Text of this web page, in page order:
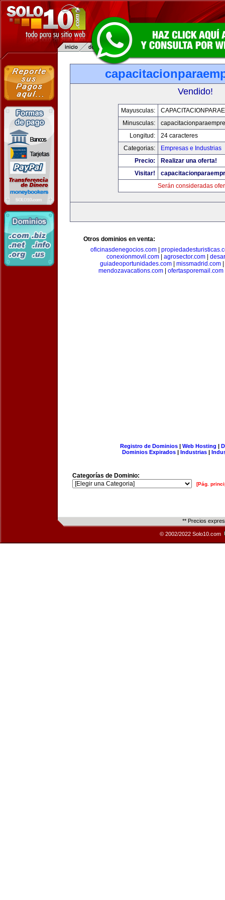
Vendido!
Mayusculas:
Minusculas:
Longitud:
24 caracteres
Categorias:
Empresas e Industrias
Precio:
Realizar una oferta!
Visitar!
Serán consideradas
Otros dominios en venta:
oficinasdenegocios.com
conexionmovil.com
agrosector.com
guiadeoportunidades.com| missmadrid.com|
mendozavacations.com
ofertasporemail.com
Registro de Dominios| Web Hosting |
Dominios Expirados | Industrias |
Categorías de Dominio:
[Pág.
** Precios
© 2002/2022 Solo10.com